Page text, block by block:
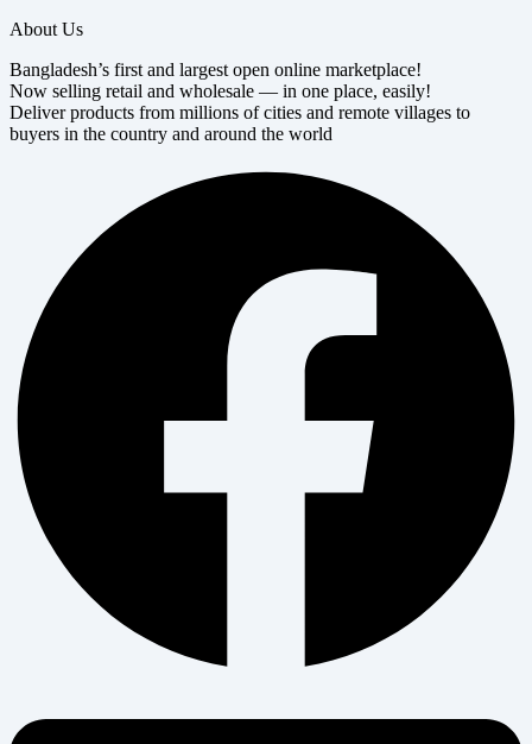
About Us
Bangladesh’s first and largest open online marketplace!
Now selling retail and wholesale — in one place, easily!
Deliver products from millions of cities and remote villages to
buyers in the country and around the world